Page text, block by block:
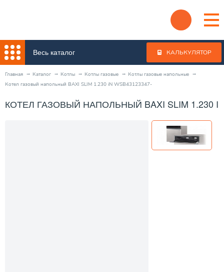
Весь каталог КАЛЬКУЛЯТОР
Главная Каталог Котлы Котлы газовые
Котлы газовые напольные
Котел газовый напольный BAXI SLIM 1.230 iN WSB43123347-
КОТЕЛ ГАЗОВЫЙ НАПОЛЬНЫЙ BAXI SLIM 1.230 IN